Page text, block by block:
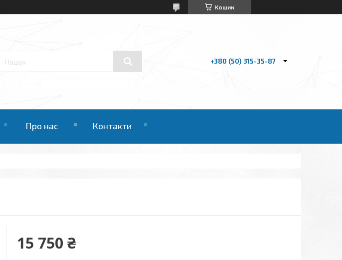
Кошик
+380 (50) 315-35-87
Про нас Контакти
15 750 ₴